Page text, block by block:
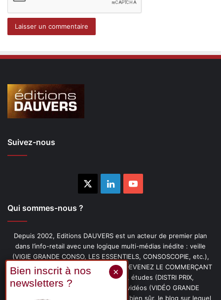
Suivez-nous
LinkedinYouTube
Qui sommes-nous ?
Depuis 2002, Editions DAUVERS est un acteur de premier plan
dans l’info-retail avec une logique multi-médias inédite : veille
(VIGIE GRANDE CONSO, LES ESSENTIELS, CONSOSCOPIE, etc.),
livres (PENSER-CLIENT, IMAGE-PRIX, DEVENEZ LE COMMERÇANT
PRÉFÉRÉ DE VOS CLIENTS, etc.), études (DISTRI PRIX,
PROMOFLASH, DRIVE INSIGHTS), vidéos (VIDÉO GRANDE
CONSO), podcasts (CAFÉ CONSO) et, bien sûr, le blog sur lequel